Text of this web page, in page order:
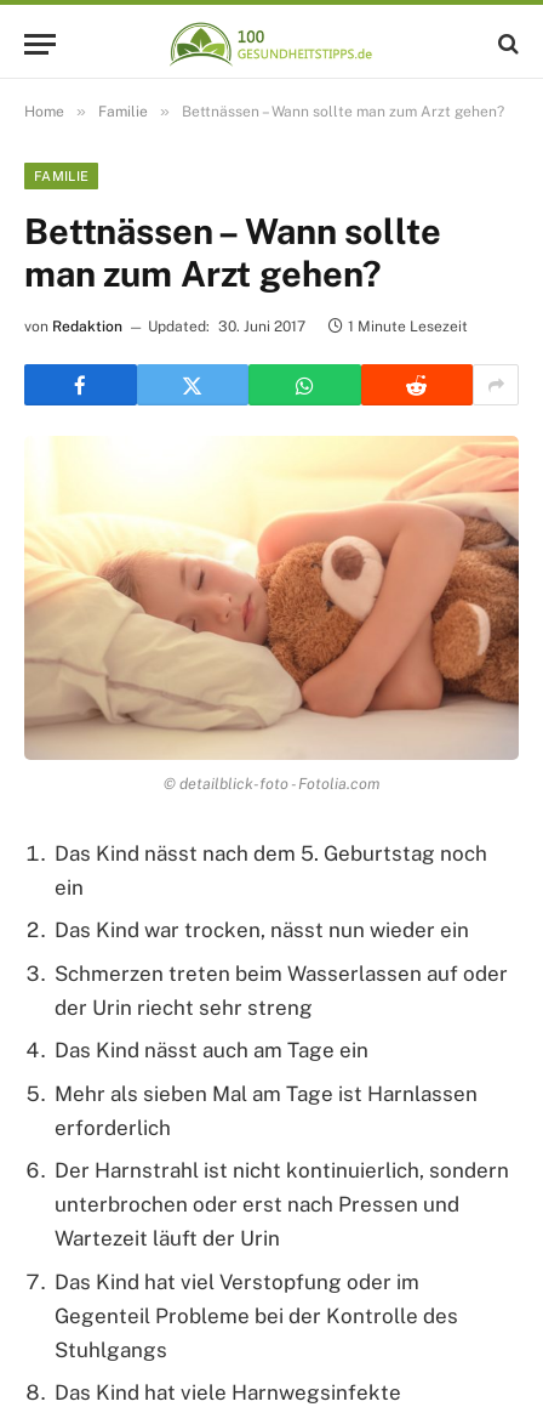
Home » Familie » Bettnässen – Wann sollte man zum Arzt gehen?
FAMILIE
Bettnässen – Wann sollte
man zum Arzt gehen?
von Redaktion Updated: 30. Juni 2017 1 Minute Lesezeit
© detailblick-foto - Fotolia.com
Das Kind nässt nach dem 5. Geburtstag noch
ein
Das Kind war trocken, nässt nun wieder ein
Schmerzen treten beim Wasserlassen auf oder
der Urin riecht sehr streng
Das Kind nässt auch am Tage ein
Mehr als sieben Mal am Tage ist Harnlassen
erforderlich
Der Harnstrahl ist nicht kontinuierlich, sondern
unterbrochen oder erst nach Pressen und
Wartezeit läuft der Urin
Das Kind hat viel Verstopfung oder im
Gegenteil Probleme bei der Kontrolle des
Stuhlgangs
Das Kind hat viele Harnwegsinfekte